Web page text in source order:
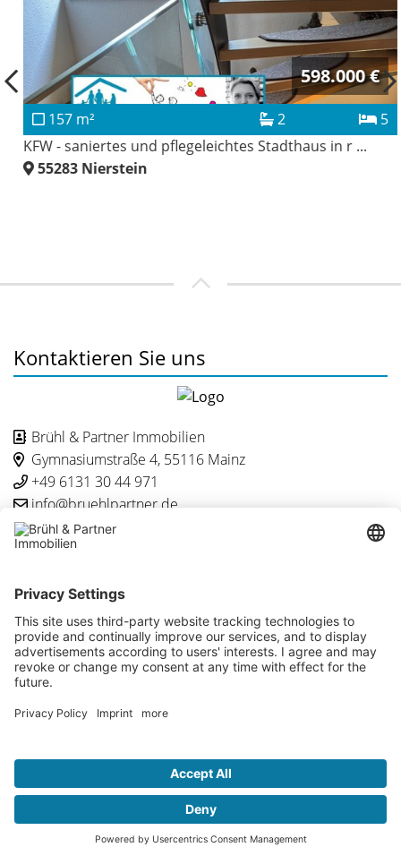
598.000 €
157 m² 2
5
KFW - saniertes und pflegeleichtes Stadthaus in r ...
55283Nierstein
Kontaktieren Sie uns
Brühl & Partner Immobilien
Gymnasiumstraße 4, 55116 Mainz
+49 6131 30 44 971
info@bruehlpartner.de
Besuchen Sie uns auch hier
Kontakt
Maklervertrag widerrufen